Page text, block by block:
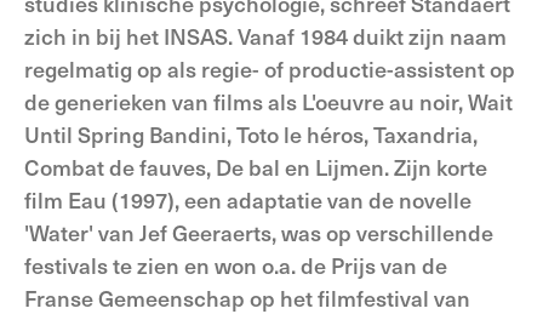
zich in bij het INSAS. Vanaf 1984 duikt zijn naam
regelmatig op als regie- of productie-assistent op
de generieken van films als L'oeuvre au noir, Wait
Until Spring Bandini, Toto le héros, Taxandria,
Combat de fauves, De bal en Lijmen. Zijn korte
film Eau (1997), een adaptatie van de novelle
'Water' van Jef Geeraerts, was op verschillende
festivals te zien en won o.a. de Prijs van de
Franse Gemeenschap op het filmfestival van